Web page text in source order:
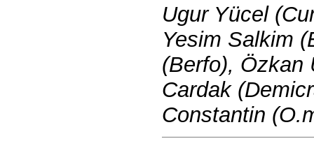
Ugur Yücel
Yesim Salkim
(Berfo), Özkan
Cardak
Constantin